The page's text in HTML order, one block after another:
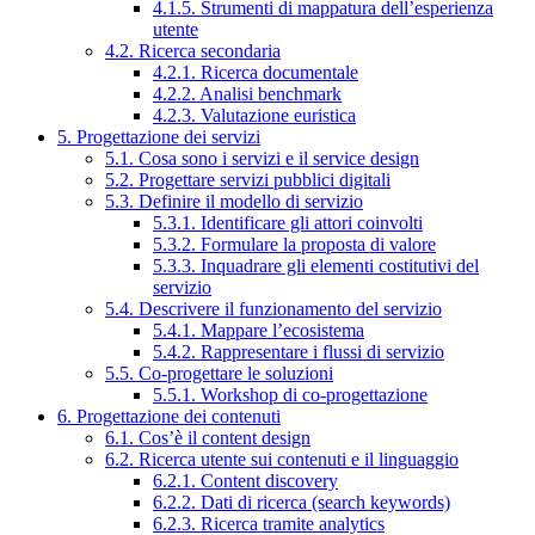
4.1.5. Strumenti di mappatura dell’esperienza
utente
4.2. Ricerca secondaria
4.2.1. Ricerca documentale
4.2.2. Analisi benchmark
4.2.3. Valutazione euristica
5. Progettazione dei servizi
5.1. Cosa sono i servizi e il service design
5.2. Progettare servizi pubblici digitali
5.3. Definire il modello di servizio
5.3.1. Identificare gli attori coinvolti
5.3.2. Formulare la proposta di valore
5.3.3. Inquadrare gli elementi costitutivi del
servizio
5.4. Descrivere il funzionamento del servizio
5.4.1. Mappare l’ecosistema
5.4.2. Rappresentare i flussi di servizio
5.5. Co-progettare le soluzioni
5.5.1. Workshop di co-progettazione
6. Progettazione dei contenuti
6.1. Cos’è il content design
6.2. Ricerca utente sui contenuti e il linguaggio
6.2.1. Content discovery
6.2.2. Dati di ricerca (search keywords)
6.2.3. Ricerca tramite analytics